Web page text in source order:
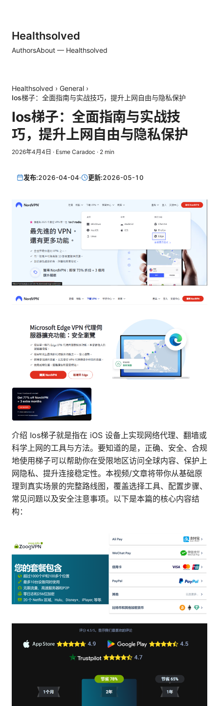
Healthsolved
AuthorsAbout — Healthsolved
Healthsolved › General ›
Ios梯子：全面指南与实战技巧，提升上网自由与隐私保护
Ios梯子：全面指南与实战技
巧，提升上网自由与隐私保护
2026年4月4日 · Esme Caradoc · 2 min
发布:2026-04-04· 更新:2026-05-10
介绍 Ios梯子就是指在 iOS 设备上实现网络代理、翻墙或
科学上网的工具与方法。要知道的是，正确、安全、合规
地使用梯子可以帮助你在受限地区访问全球内容、保护上
网隐私、提升连接稳定性。本视频/文章将带你从基础原
理到真实场景的完整路线图，覆盖选择工具、配置步骤、
常见问题以及安全注意事项。以下是本篇的核心内容结
构：